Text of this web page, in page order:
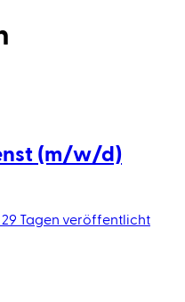
(m/w/d)
29 Tagen veröffentlicht